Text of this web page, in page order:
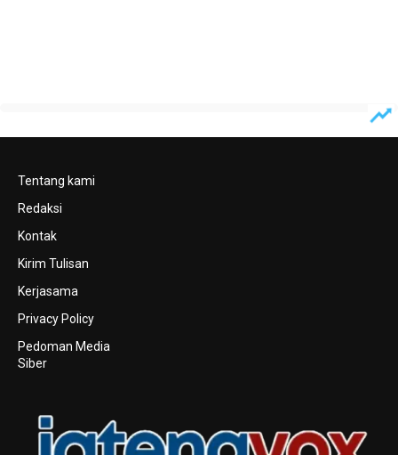
Tentang kami
Redaksi
Kontak
Kirim Tulisan
Kerjasama
Privacy Policy
Pedoman Media
Siber